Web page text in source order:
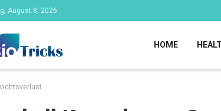
August 8, 2026
HOME